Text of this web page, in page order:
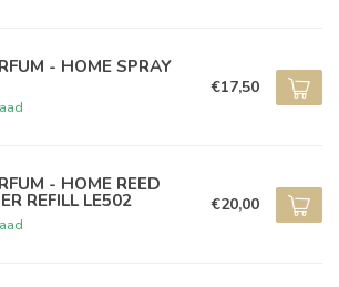
- HOME SPRAY
€17,50
- HOME REED
REFILL LE502 €20,00